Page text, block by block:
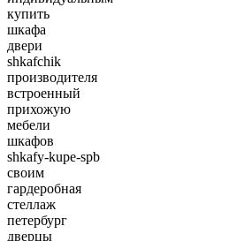
купить
шкафа
двери
shkafchik
производителя
встроенный
прихожую
мебели
шкафов
shkafy-kupe-spb
своим
гардеробная
стеллаж
петербург
дверцы